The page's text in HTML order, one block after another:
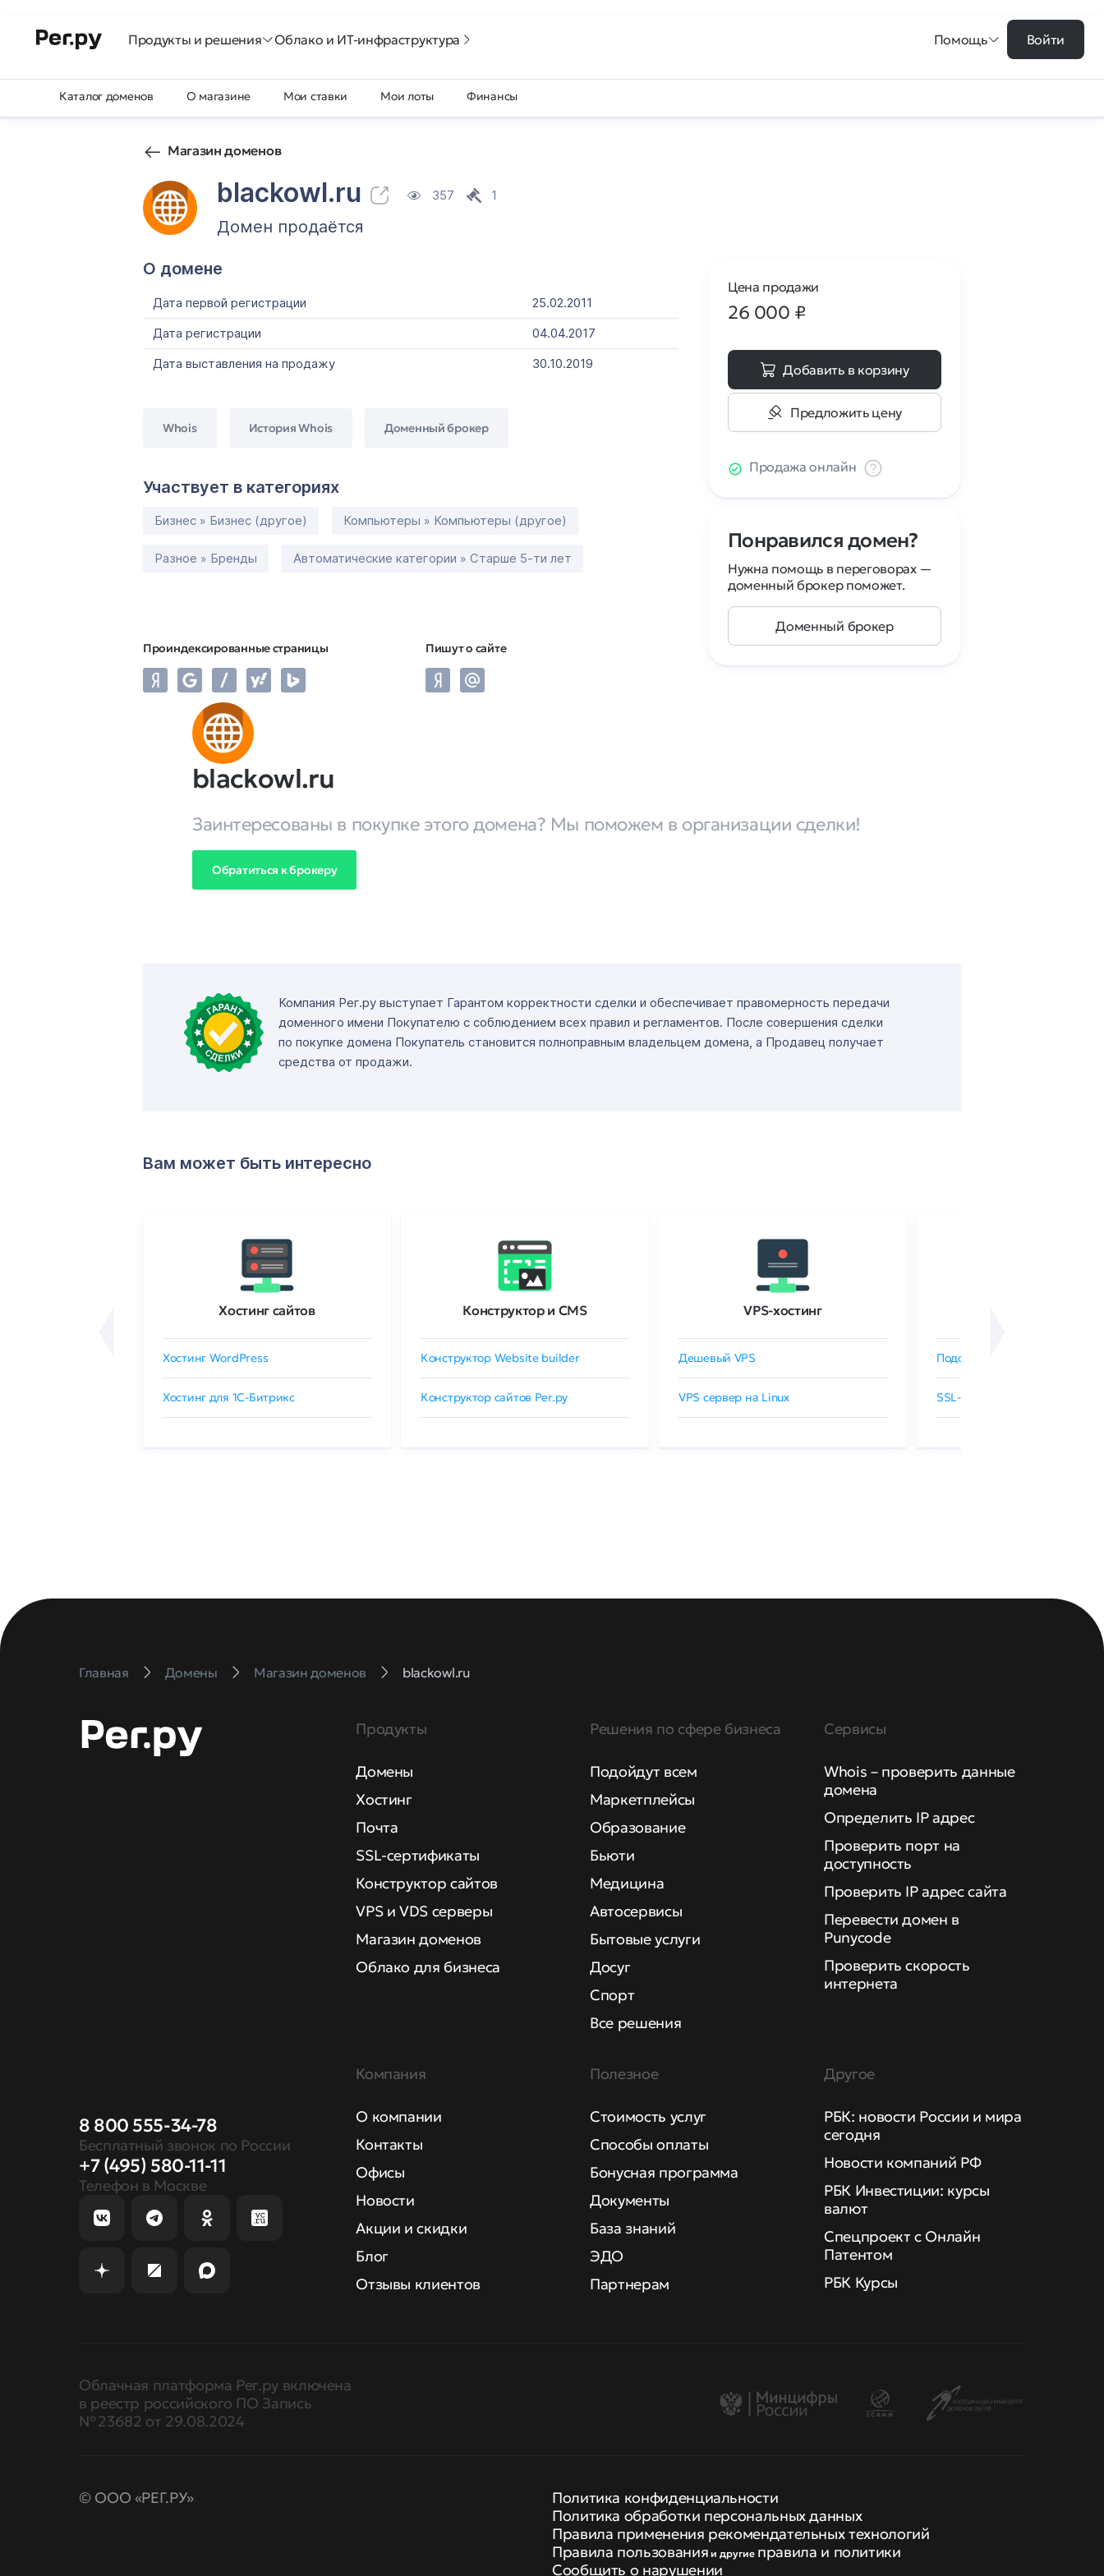
Продукты и решения Облако и ИТ-инфраструктура Помощь Войти
Каталог доменов О магазине Мои ставки Мои лоты Финансы
Магазин доменов
blackowl.ru 357 1
Домен продаётся
О домене
Дата первой регистрации
25.02.2011
Дата регистрации
04.04.2017
Дата выставления на продажу
30.10.2019
Whois История Whois Доменный брокер
Участвует в категориях
Бизнес » Бизнес (другое) Компьютеры » Компьютеры (другое)
Разное » Бренды Автоматические категории » Старше 5-ти лет
Проиндексированные страницы Пишут о сайте
Цена продажи
26 000 ₽
Добавить в корзину
Предложить цену
Продажа онлайн
Понравился домен?
Нужна помощь в переговорах —
доменный брокер поможет.
Доменный брокер
blackowl.ru
Заинтересованы в покупке этого домена? Мы поможем в организации сделки!
Обратиться к брокеру
Компания Рег.ру выступает Гарантом корректности сделки и обеспечивает правомерность передачи
доменного имени Покупателю с соблюдением всех правил и регламентов. После совершения сделки
по покупке домена Покупатель становится полноправным владельцем домена, а Продавец получает
средства от продажи.
Вам может быть интересно
Хостинг сайтов
Хостинг WordPress
Хостинг для 1C-Битрикс
Конструктор и CMS
Конструктор Website builder
Конструктор сайтов Рег.ру
VPS-хостинг
Дешевый VPS
VPS сервер на Linux
Подобрать SSL-сертификат
SSL-сертификаты GlobalSign
Главная Домены Магазин доменов blackowl.ru
8 800 555-34-78
Бесплатный звонок по России
+7 (495) 580-11-11
Телефон в Москве
Продукты
Домены
Хостинг
Почта
SSL-сертификаты
Конструктор сайтов
VPS и VDS серверы
Магазин доменов
Облако для бизнеса
Решения по сфере бизнеса
Подойдут всем
Маркетплейсы
Образование
Бьюти
Медицина
Автосервисы
Бытовые услуги
Досуг
Спорт
Все решения
Сервисы
Whois – проверить данные
домена
Определить IP адрес
Проверить порт на
доступность
Проверить IP адрес сайта
Перевести домен в
Punycode
Проверить скорость
интернета
Компания
О компании
Контакты
Офисы
Новости
Акции и скидки
Блог
Отзывы клиентов
Полезное
Стоимость услуг
Способы оплаты
Бонусная программа
Документы
База знаний
ЭДО
Партнерам
Другое
РБК: новости России и мира
сегодня
Новости компаний РФ
РБК Инвестиции: курсы
валют
Спецпроект с Онлайн
Патентом
РБК Курсы
Облачная платформа Рег.ру включена
в реестр российского ПО Запись
№ 23682 от 29.08.2024
© ООО «РЕГ.РУ»
Политика конфиденциальности
Политика обработки персональных данных
Правила применения рекомендательных технологий
Правила пользования и другие правила и политики
Сообщить о нарушении